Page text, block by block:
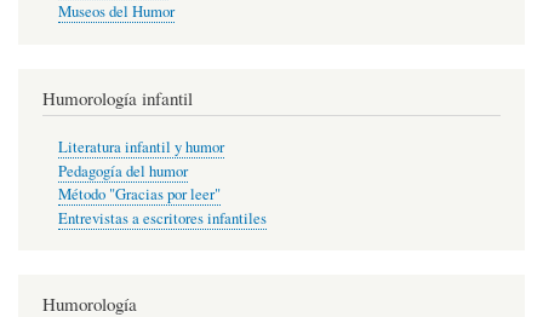
Museos del Humor
Humorología infantil
Literatura infantil y humor
Pedagogía del humor
Método "Gracias por leer"
Entrevistas a escritores infantiles
Humorología